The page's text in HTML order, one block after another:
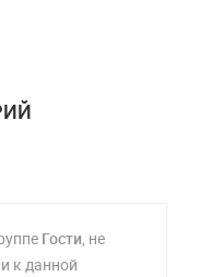
Гости, не
к данной